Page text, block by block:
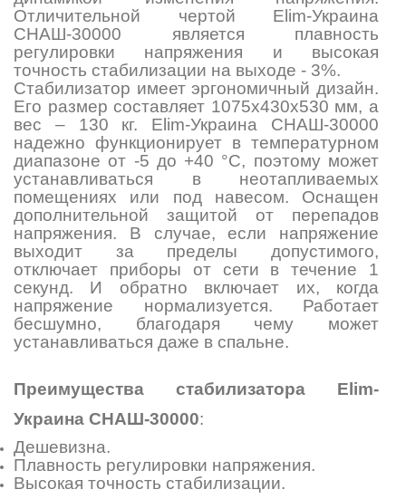
Отличительной чертой Elim-Украина
СНАШ-30000 является плавность
регулировки напряжения и высокая
точность стабилизации на выходе - 3%.
Стабилизатор имеет эргономичный дизайн.
Его размер составляет 1075х430х530 мм, а
вес – 130 кг. Elim-Украина СНАШ-30000
надежно функционирует в температурном
диапазоне от -5 до +40 °C, поэтому может
устанавливаться в неотапливаемых
помещениях или под навесом. Оснащен
дополнительной защитой от перепадов
напряжения. В случае, если напряжение
выходит за пределы допустимого,
отключает приборы от сети в течение 1
секунд. И обратно включает их, когда
напряжение нормализуется. Работает
бесшумно, благодаря чему может
устанавливаться даже в спальне.
Преимущества стабилизатора Elim-
Украина СНАШ-30000:
Дешевизна.
Плавность регулировки напряжения.
Высокая точность стабилизации.